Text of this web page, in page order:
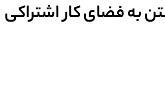
به فضای کار اشتراکی